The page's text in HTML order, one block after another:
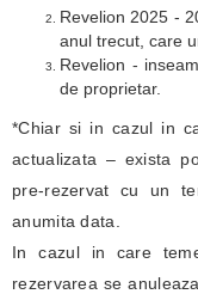
Revelion 2025 -
anul trecut, care
Revelion -
de proprietar.
*Chiar si in cazul in
actualizata – exista
pre-rezervat cu un
anumita data.
In cazul in care
rezervarea se